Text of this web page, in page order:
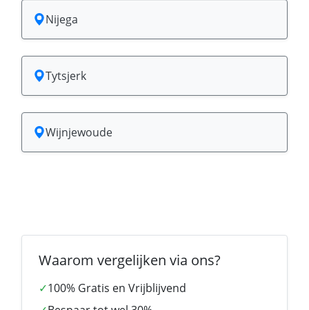
Nijega
Tytsjerk
Wijnjewoude
Waarom vergelijken via ons?
✓100% Gratis en Vrijblijvend